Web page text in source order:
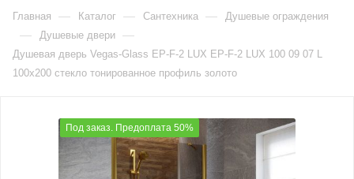
Главная — Каталог — Сантехника — Душевые ограждения
— Душевые двери —
Душевая дверь Vegas-Glass EP-F-2 LUX EP-F-2 LUX 100 09 07 L
100х200 стекло тонированное профиль золото
Под заказ. Предоплата 50%